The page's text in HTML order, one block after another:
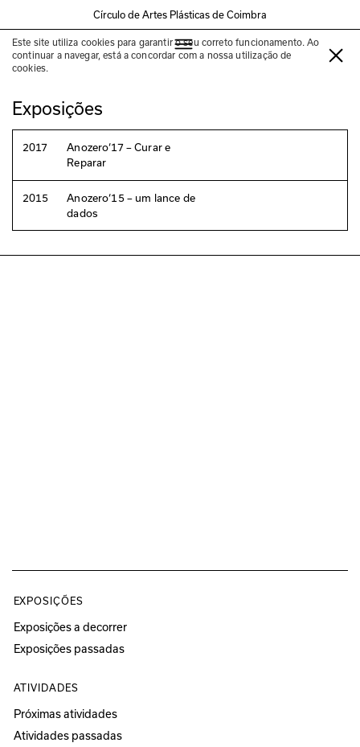
Círculo de Artes Plásticas de Coimbra
Este site utiliza cookies para garantir o seu correto funcionamento. Ao
continuar a navegar, está a concordar com a nossa utilização de
cookies.
Matt Mullican
Exposições
2017
Anozero‘17 – Curar e
Reparar
2015
Anozero‘15 – um lance de
dados
EXPOSIÇÕES
Exposições a decorrer
Exposições passadas
ATIVIDADES
Próximas atividades
Atividades passadas